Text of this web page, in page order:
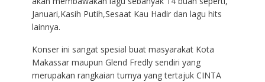
Januari,Kasih Putih,Sesaat Kau Hadir dan lagu hits
lainnya.
Konser ini sangat spesial buat masyarakat Kota
Makassar maupun Glend Fredly sendiri yang
merupakan rangkaian turnya yang tertajuk CINTA